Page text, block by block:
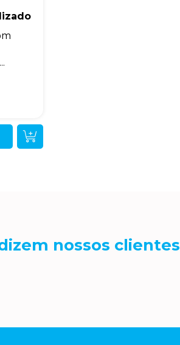
nossos clientes